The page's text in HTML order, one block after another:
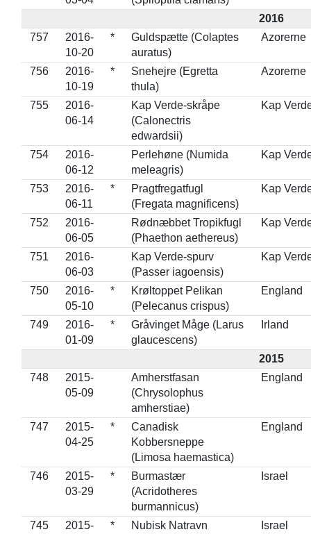
2016
757
2016-
10-20
*
Guldspætte (Colaptes
auratus)
Azorerne
756
2016-
10-19
*
Snehejre (Egretta
thula)
Azorerne
755
2016-
06-14
Kap Verde-skråpe
(Calonectris
edwardsii)
Kap
754
2016-
06-12
Perlehøne (Numida
meleagris)
Kap
753
2016-
06-11
*
Pragtfregatfugl
(Fregata magnificens)
Kap
752
2016-
06-05
Rødnæbbet Tropikfugl
(Phaethon aethereus)
Kap
751
2016-
06-03
Kap Verde-spurv
(Passer iagoensis)
Kap
750
2016-
05-10
*
Krøltoppet Pelikan
(Pelecanus crispus)
England
749
2016-
01-09
*
Gråvinget Måge (Larus
glaucescens)
Irland
2015
748
2015-
05-09
Amherstfasan
(Chrysolophus
amherstiae)
England
747
2015-
04-25
*
Canadisk
Kobbersneppe
(Limosa haemastica)
England
746
2015-
03-29
*
Burmastær
(Acridotheres
burmannicus)
Israel
745 2015- * Nubisk Natravn Israel